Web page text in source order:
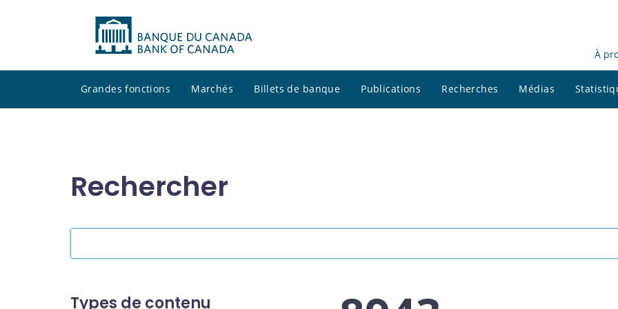
À
Grandes fonctions Marchés Billets de banque Publications Recherches Médias
Rechercher
site
Types de contenu